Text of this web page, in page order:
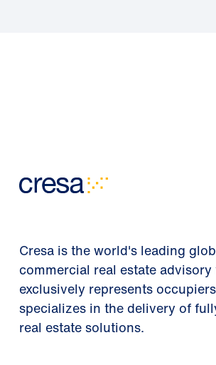
Cresa is the world's leading
commercial real estate
exclusively represents
specializes in the delivery of
real estate solutions.